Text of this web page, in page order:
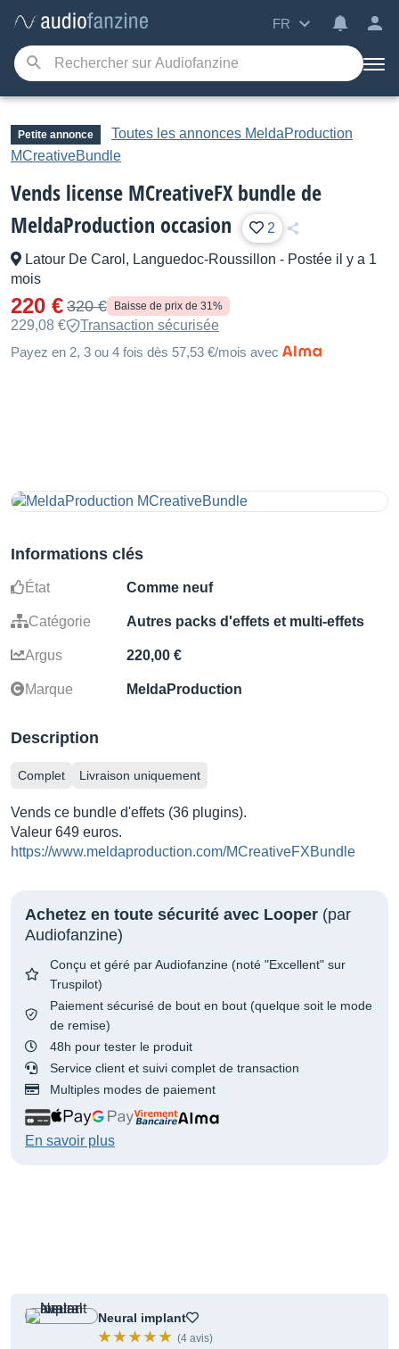
FR
Petite annonce
Toutes les annonces MeldaProduction
MCreativeBundle
Vends license MCreativeFX bundle de
MeldaProduction occasion
2
Latour De Carol, Languedoc-Roussillon - Postée il y a 1
mois
220 € 320 € Baisse de prix de 31%
229,08 €
Transaction sécurisée
Payez en 2, 3 ou 4 fois dès 57,53 €/mois avec
Informations clés
État Comme neuf
Catégorie Autres packs d'effets et multi-effets
Argus 220,00 €
Marque MeldaProduction
Description
Complet Livraison uniquement
Vends ce bundle d'effets (36 plugins).
Valeur 649 euros.
https://www.meldaproduction.com/MCreativeFXBundle
Achetez en toute sécurité avec Looper (par
Audiofanzine)
Conçu et géré par Audiofanzine (noté "Excellent" sur
Truspilot)
Paiement sécurisé de bout en bout (quelque soit le mode
de remise)
48h pour tester le produit
Service client et suivi complet de transaction
Multiples modes de paiement
En savoir plus
Neural implant
(4 avis)